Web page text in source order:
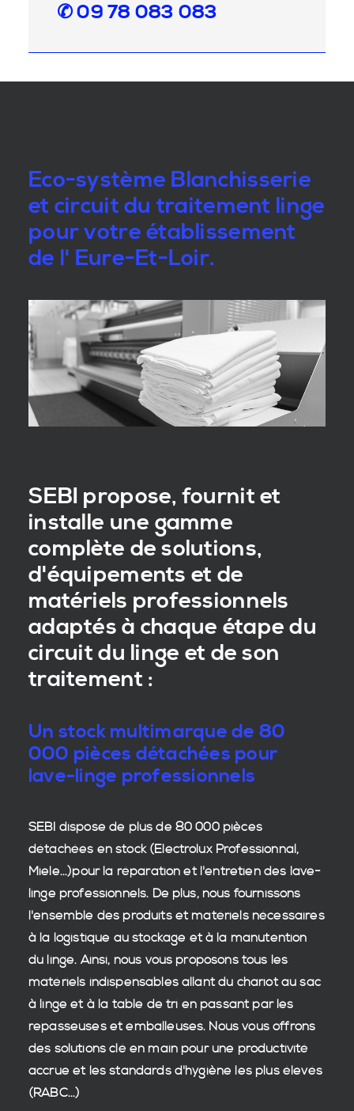
✆ 09 78 083 083
Eco-système Blanchisserie
et circuit du traitement linge
pour votre établissement
de l' Eure-Et-Loir.
SEBI propose, fournit et
installe une gamme
complète de solutions,
d'équipements et de
matériels professionnels
adaptés à chaque étape du
circuit du linge et de son
traitement :
Un stock multimarque de 80
000 pièces détachées pour
lave-linge professionnels
SEBI dispose de plus de 80 000pièces
détachées en stock(Electrolux Professionnal,
Miele...)pour la réparation et l'entretien des lave-
linge professionnels. De plus, nous fournissons
l'ensemble des produits et matériels nécessaires
à la logistique au stockage et à la manutention
du linge. Ainsi, nous vous proposons tous les
matériels indispensables allant du chariot au sac
à linge et à la table de tri en passant par les
repasseuses et emballeuses. Nous vous offrons
des solutions clé en main pour une productivité
accrue et lesstandards d'hygiène les plus élevés
(RABC...)